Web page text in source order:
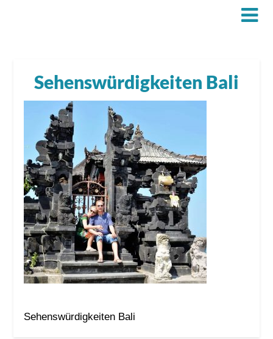
Sehenswürdigkeiten Bali
Sehenswürdigkeiten Bali